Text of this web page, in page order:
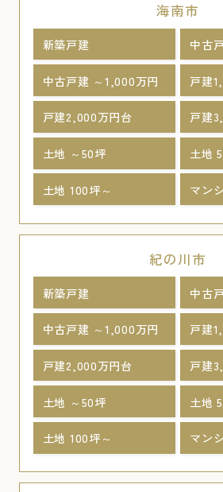
海南市
新築戸建 中古
中古戸建 ～1,000万円 戸建
戸建2,000万円台 戸建
土地 ～50坪 土地
土地 100坪～ マン
紀の川市
新築戸建 中古
中古戸建 ～1,000万円 戸建
戸建2,000万円台 戸建
土地 ～50坪 土地
土地 100坪～ マン